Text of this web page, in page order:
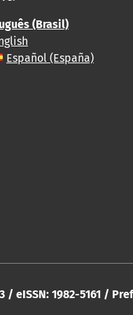
(Brasil)
Español (España)
/ eISSN: 1982-5161 /